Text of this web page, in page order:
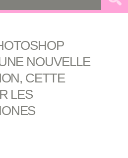
NOUVELLE
CETTE
LES